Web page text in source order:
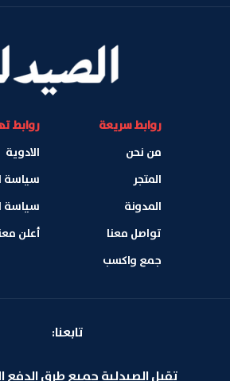
روابط سريعة
من نحن
المتجر
المدونة
تواصل معنا
جمع واكسب
روابط
الادوية
سياسة
سياسة
أعلن
تابعنا:
تقبل الصيدلية جميع طرق الدفع